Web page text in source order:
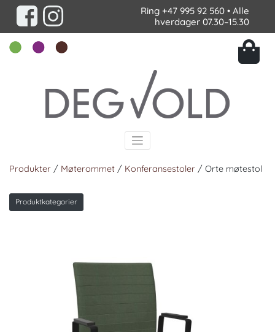
Ring +47 995 92 560 • Alle
hverdager 07.30–15.30
Produkter / Møterommet / Konferansestoler / Orte møtestol
Produktkategorier